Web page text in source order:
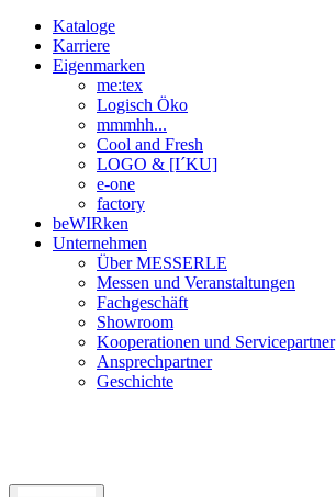
Kataloge
Karriere
Eigenmarken
me:tex
Logisch Öko
mmmhh...
Cool and Fresh
LOGO & [I´KU]
e-one
factory
beWIRken
Unternehmen
Über MESSERLE
Messen und Veranstaltungen
Fachgeschäft
Showroom
Kooperationen und Servicepartner
Ansprechpartner
Geschichte